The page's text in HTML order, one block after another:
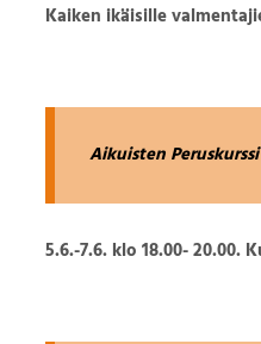
Kaiken ikäisille
Aikuisten Peruskurssi
5.6.-7.6. klo 18.00- 20.00.